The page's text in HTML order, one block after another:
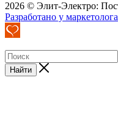
2026 © Элит-Электро:
Разработано у маркетолога
Найти